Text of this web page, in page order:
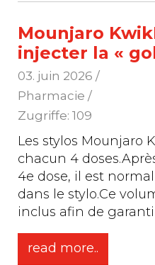
Mounjaro
injecter la «
03. juin 2026 /
Pharmacie /
Zugriffe: 109
Les stylos Mounjaro
chacun 4
4e dose, il est
dans le stylo.Ce
inclus afin de
read more..